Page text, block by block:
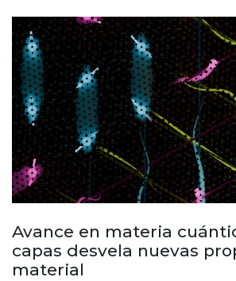
Avance en materia
capas desvela nuevas
material